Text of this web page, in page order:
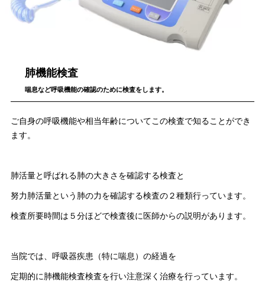
肺機能検査
喘息など呼吸機能の確認のために検査をします。
ご自身の呼吸機能や相当年齢についてこの検査で知ることができ
ます。
肺活量と呼ばれる肺の大きさを確認する検査と
努力肺活量という肺の力を確認する検査の２種類行っています。
検査所要時間は５分ほどで検査後に医師からの説明があります。
当院では、呼吸器疾患（特に喘息）の経過を
定期的に肺機能検査検査を行い注意深く治療を行っています。